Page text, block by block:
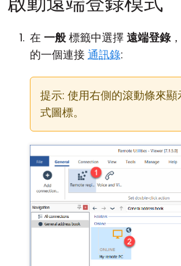
在 一般標籤中選擇 遠端登錄
的一個連接 通訊錄:
提示: 使用右側的滾動條來
式圖標。